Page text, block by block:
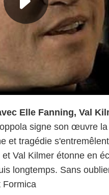
Elle Fanning, Val
signe son œuvre
et tragédie
Val Kilmer étonne en
longtemps. Sans
Formica